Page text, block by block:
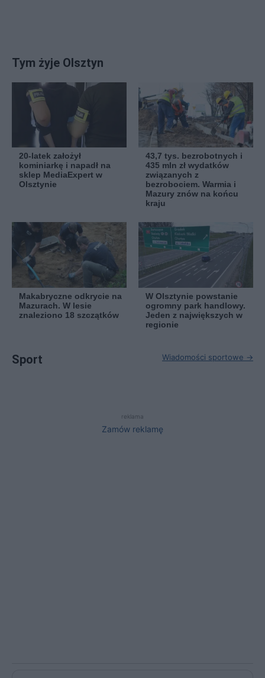
Tym żyje Olsztyn
20-latek założył
kominiarkę i napadł na
sklep MediaExpert w
Olsztynie
43,7 tys. bezrobotnych i
435 mln zł wydatków
związanych z
bezrobociem. Warmia i
Mazury znów na końcu
kraju
Makabryczne odkrycie na
Mazurach. W lesie
znaleziono 18 szczątków
W Olsztynie powstanie
ogromny park handlowy.
Jeden z największych w
regionie
Sport Wiadomości sportowe →
reklama
Zamów reklamę